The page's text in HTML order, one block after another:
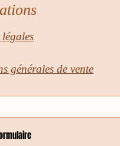
générales de vente